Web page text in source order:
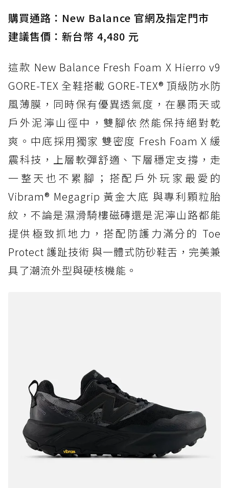
購買通路：New Balance 官網及指定門市
建議售價：新台幣 4,480 元
這款 New Balance Fresh Foam X Hierro v9
GORE-TEX 全鞋搭載 GORE-TEX® 頂級防水防
風薄膜，同時保有優異透氣度，在暴雨天或
戶外泥濘山徑中，雙腳依然能保持絕對乾
爽。中底採用獨家 雙密度 Fresh Foam X 緩
震科技，上層軟彈舒適、下層穩定支撐，走
一整天也不累腳；搭配戶外玩家最愛的
Vibram® Megagrip 黃金大底 與專利顆粒胎
紋，不論是濕滑騎樓磁磚還是泥濘山路都能
提供極致抓地力，搭配防護力滿分的 Toe
Protect 護趾技術 與一體式防砂鞋舌，完美兼
具了潮流外型與硬核機能。